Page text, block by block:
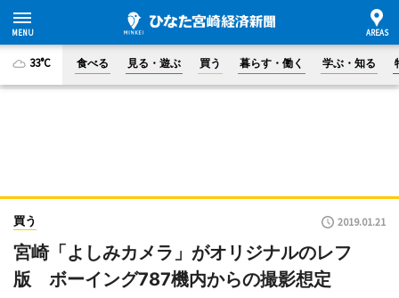
33°C 食べる 見る・遊ぶ 買う 暮らす・働く 学ぶ・知る
買う 2019.01.21
宮崎「よしみカメラ」がオリジナルのレフ
版 ボーイング787機内からの撮影想定